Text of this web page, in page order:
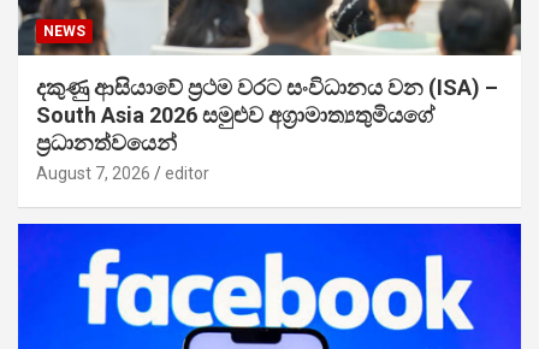
NEWS
දකුණු ආසියාවේ ප්‍රථම වරට සංවිධානය වන (ISA) –
South Asia 2026 සමුළුව අග්‍රාමාත්‍යතුමියගේ
ප්‍රධානත්වයෙන්
August 7, 2026 editor